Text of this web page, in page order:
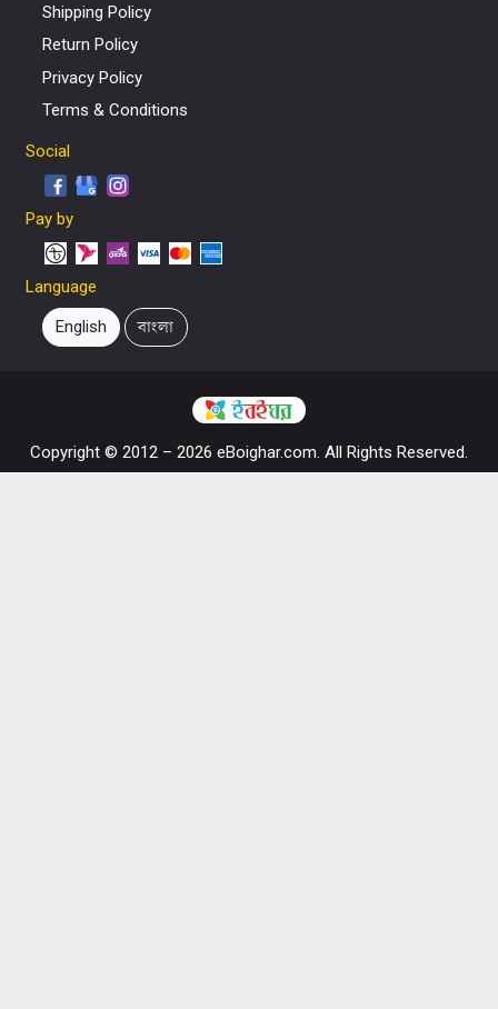
Shipping Policy
Return Policy
Privacy Policy
Terms & Conditions
Social
Pay by
Language
English বাংলা
Copyright © 2012 – 2026 eBoighar.com. All Rights Reserved.